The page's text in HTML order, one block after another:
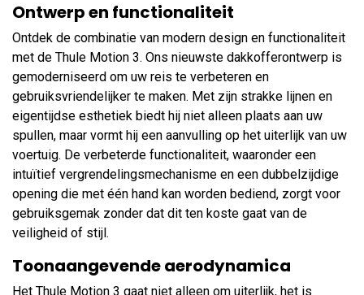
Ontwerp en functionaliteit
Ontdek de combinatie van modern design en functionaliteit
met de Thule Motion 3. Ons nieuwste dakkofferontwerp is
gemoderniseerd om uw reis te verbeteren en
gebruiksvriendelijker te maken. Met zijn strakke lijnen en
eigentijdse esthetiek biedt hij niet alleen plaats aan uw
spullen, maar vormt hij een aanvulling op het uiterlijk van uw
voertuig. De verbeterde functionaliteit, waaronder een
intuïtief vergrendelingsmechanisme en een dubbelzijdige
opening die met één hand kan worden bediend, zorgt voor
gebruiksgemak zonder dat dit ten koste gaat van de
veiligheid of stijl.
Toonaangevende aerodynamica
Het Thule Motion 3 gaat niet alleen om uiterlijk, het is